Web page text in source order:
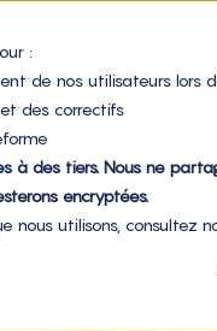
:
de nos utilisateurs lors
des correctifs
à des tiers. Nous ne
encryptées.
nous utilisons, consultez